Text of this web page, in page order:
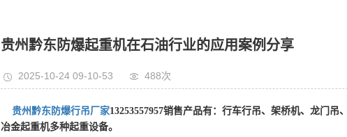
贵州黔东防爆起重机在石油行业的应用案例分享
2025-10-24 09-10-53 488次
贵州黔东防爆行吊厂家13253557957销售产品有：行车行吊、架桥机、龙门吊
冶金起重机多种起重设备。